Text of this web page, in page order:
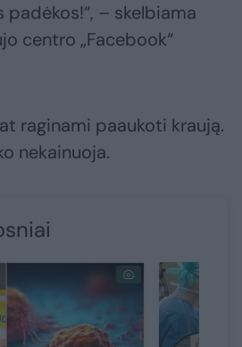
padėkos!“, – skelbiama
centro „Facebook“
raginami paaukoti kraują.
nekainuoja.